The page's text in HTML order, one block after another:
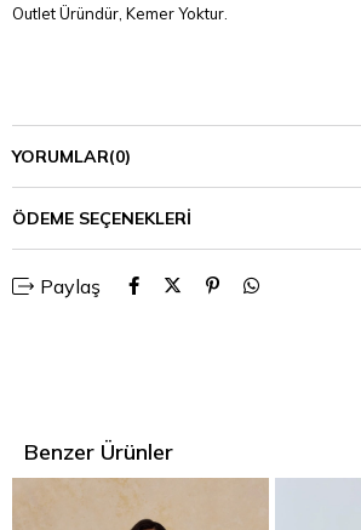
Outlet Üründür, Kemer Yoktur.
YORUMLAR(0)
ÖDEME SEÇENEKLERI
Paylaş
Benzer Ürünler